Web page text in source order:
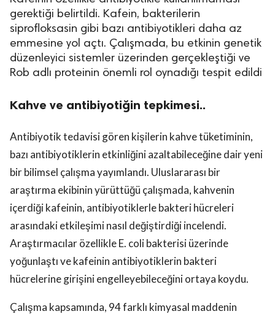
gerektiği belirtildi. Kafein, bakterilerin
siprofloksasin gibi bazı antibiyotikleri daha az
emmesine yol açtı. Çalışmada, bu etkinin genetik
düzenleyici sistemler üzerinden gerçekleştiği ve
Rob adlı proteinin önemli rol oynadığı tespit edildi
Kahve ve antibiyotiğin tepkimesi..
Antibiyotik tedavisi gören kişilerin kahve tüketiminin,
bazı antibiyotiklerin etkinliğini azaltabileceğine dair yeni
bir bilimsel çalışma yayımlandı. Uluslararası bir
araştırma ekibinin yürüttüğü çalışmada, kahvenin
içerdiği kafeinin, antibiyotiklerle bakteri hücreleri
arasındaki etkileşimi nasıl değiştirdiği incelendi.
Araştırmacılar özellikle E. coli bakterisi üzerinde
yoğunlaştı ve kafeinin antibiyotiklerin bakteri
hücrelerine girişini engelleyebileceğini ortaya koydu.
Çalışma kapsamında, 94 farklı kimyasal maddenin